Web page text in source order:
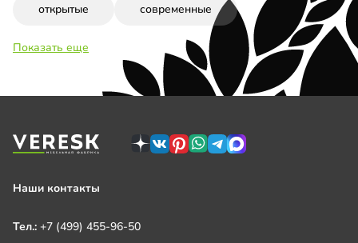
открытые современные
Показать еще
Наши контакты
Тел.: +7 (499) 455-96-50